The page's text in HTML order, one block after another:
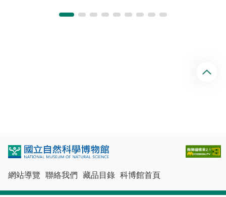
網站導覽 聯絡我們 藏品目錄 科博館首頁
回
頂
端